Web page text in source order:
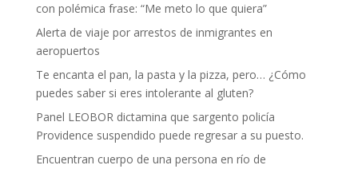
con polémica frase: “Me meto lo que quiera”
Alerta de viaje por arrestos de inmigrantes en
aeropuertos
Te encanta el pan, la pasta y la pizza, pero… ¿Cómo
puedes saber si eres intolerante al gluten?
Panel LEOBOR dictamina que sargento policía
Providence suspendido puede regresar a su puesto.
Encuentran cuerpo de una persona en río de